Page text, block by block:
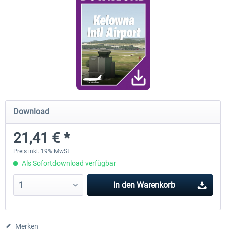
FunnerFlight - KSAN, KNZY & Naval
Base San...
Download
21,41 € *
Preis inkl. 19% MwSt.
Als Sofortdownload verfügbar
In den Warenkorb
Merken